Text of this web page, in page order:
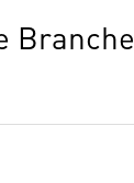
Branche